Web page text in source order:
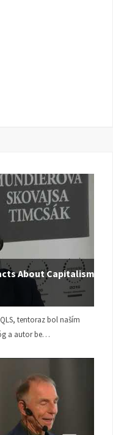
About Capitalism |
tentoraz bol naším
a autor be…